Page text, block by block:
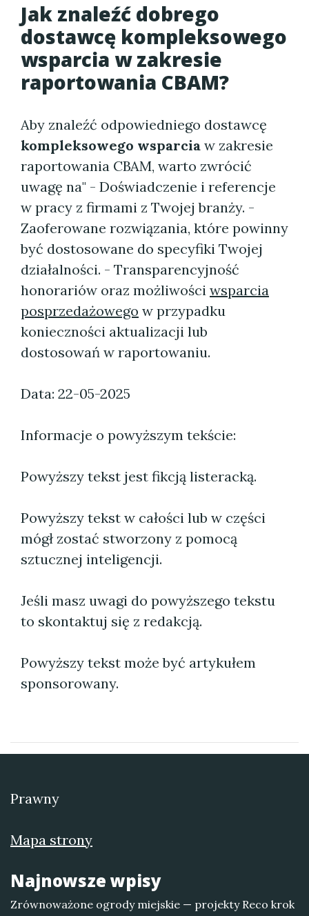
Jak znaleźć dobrego
dostawcę kompleksowego
wsparcia w zakresie
raportowania CBAM?
Aby znaleźć odpowiedniego dostawcę
kompleksowego wsparcia w zakresie
raportowania CBAM, warto zwrócić
uwagę na" - Doświadczenie i referencje
w pracy z firmami z Twojej branży. -
Zaoferowane rozwiązania, które powinny
być dostosowane do specyfiki Twojej
działalności. - Transparencyjność
honorariów oraz możliwości wsparcia
posprzedażowego w przypadku
konieczności aktualizacji lub
dostosowań w raportowaniu.
Data: 22-05-2025
Informacje o powyższym tekście:
Powyższy tekst jest fikcją listeracką.
Powyższy tekst w całości lub w części
mógł zostać stworzony z pomocą
sztucznej inteligencji.
Jeśli masz uwagi do powyższego tekstu
to skontaktuj się z redakcją.
Powyższy tekst może być artykułem
sponsorowany.
Prawny
Mapa strony
Najnowsze wpisy
Zrównoważone ogrody miejskie — projekty Reco krok